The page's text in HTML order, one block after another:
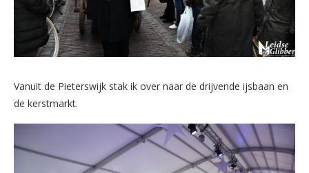
Vanuit de Pieterswijk stak ik over naar de drijvende ijsbaan en
de kerstmarkt.